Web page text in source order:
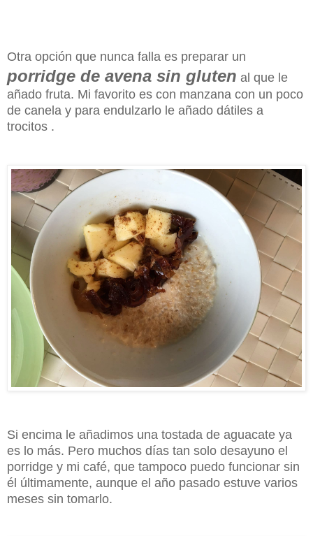
Otra opción que nunca falla es preparar un
porridge de avena sin gluten al que le
añado fruta. Mi favorito es con manzana con un poco
de canela y para endulzarlo le añado dátiles a
trocitos .
Si encima le añadimos una tostada de aguacate ya
es lo más. Pero muchos días tan solo desayuno el
porridge y mi café, que tampoco puedo funcionar sin
él últimamente, aunque el año pasado estuve varios
meses sin tomarlo.